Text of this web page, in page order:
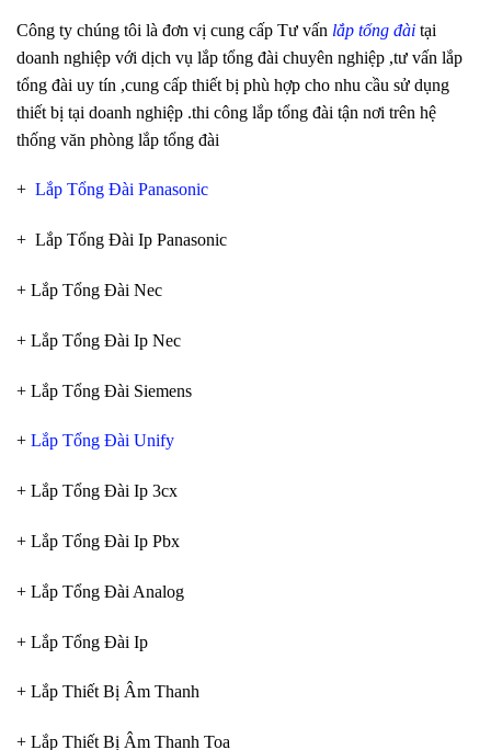
Công ty chúng tôi là đơn vị cung cấp Tư vấn lắp tổng đài tại
doanh nghiệp với dịch vụ lắp tổng đài chuyên nghiệp ,tư vấn lắp
tổng đài uy tín ,cung cấp thiết bị phù hợp cho nhu cầu sử dụng
thiết bị tại doanh nghiệp .thi công lắp tổng đài tận nơi trên hệ
thống văn phòng lắp tổng đài
+ Lắp Tổng Đài Panasonic
+ Lắp Tổng Đài Ip Panasonic
+ Lắp Tổng Đài Nec
+ Lắp Tổng Đài Ip Nec
+ Lắp Tổng Đài Siemens
+ Lắp Tổng Đài Unify
+ Lắp Tổng Đài Ip 3cx
+ Lắp Tổng Đài Ip Pbx
+ Lắp Tổng Đài Analog
+ Lắp Tổng Đài Ip
+ Lắp Thiết Bị Âm Thanh
+ Lắp Thiết Bị Âm Thanh Toa